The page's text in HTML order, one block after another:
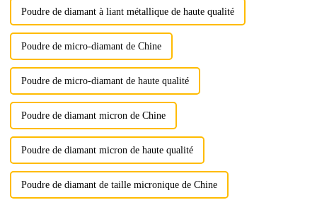
Poudre de diamant à liant métallique de haute qualité
Poudre de micro-diamant de Chine
Poudre de micro-diamant de haute qualité
Poudre de diamant micron de Chine
Poudre de diamant micron de haute qualité
Poudre de diamant de taille micronique de Chine